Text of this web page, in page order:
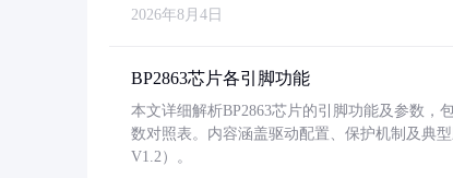
2026年8月4日
BP2863芯片各引脚功能
本文详细解析BP2863芯片的引脚功能及参数，
数对照表。内容涵盖驱动配置、保护机制及典
V1.2）。